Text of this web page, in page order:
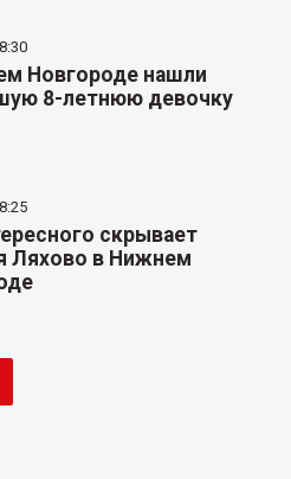
Новгороде нашли
8-летнюю девочку
скрывает
Ляхово в Нижнем